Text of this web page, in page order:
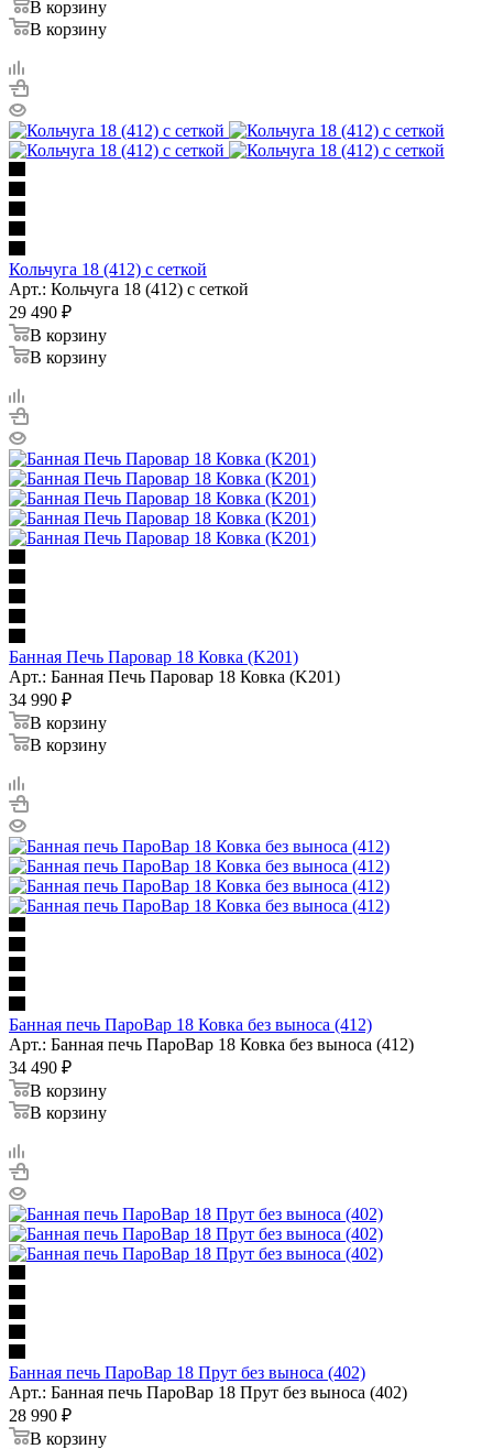
В корзину
В корзину
Кольчуга 18 (412) с сеткой
Арт.: Кольчуга 18 (412) с сеткой
29 490 ₽
В корзину
В корзину
Банная Печь Паровар 18 Ковка (K201)
Арт.: Банная Печь Паровар 18 Ковка (K201)
34 990 ₽
В корзину
В корзину
Банная печь ПароВар 18 Ковка без выноса (412)
Арт.: Банная печь ПароВар 18 Ковка без выноса (412)
34 490 ₽
В корзину
В корзину
Банная печь ПароВар 18 Прут без выноса (402)
Арт.: Банная печь ПароВар 18 Прут без выноса (402)
28 990 ₽
В корзину